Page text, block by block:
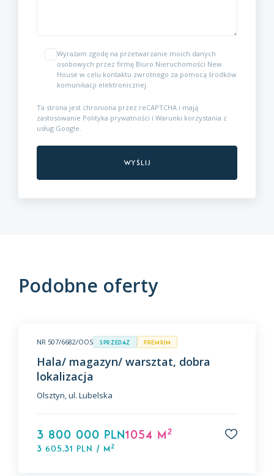
Wyrażam zgodę na przetwarzanie moich danych
osobowych przez firmę Biuro Nieruchomości New
House w celu kontaktu zwrotnego za pomocą środków
komunikacji elektronicznej.
Ta strona jest chroniona przez reCAPTCHA i mają
zastosowanie Polityka prywatności i Warunki korzystania z
usług Google.
Podobne oferty
NR 507/6682/OOS Sprzedaż premium
Hala/ magazyn/ warsztat, dobra
lokalizacja
Olsztyn, ul. Lubelska
3 800 000 PLN
3 605,31 PLN / m2
1054 m2